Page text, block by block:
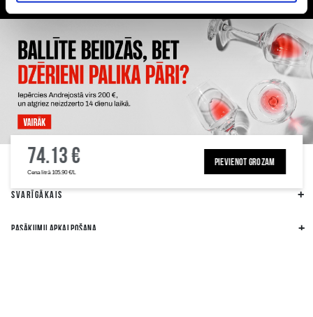
74.13 €
Cena litrā 105.90 €/L
PIEVIENOT GROZAM
ALKOHOLA LIETOŠANAI IR NEGATĪVA IETEKME, TĀ PĀRDOŠANA, IEGĀDĀŠANĀS
UN NODOŠANA NEPILNGADĪGĀM PERSONĀM IR AIZLIEGTA
SVARĪGĀKAIS
PASĀKUMU APKALPOŠANA